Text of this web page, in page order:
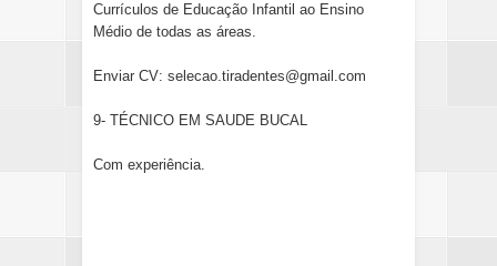
Currículos de Educação Infantil ao Ensino
Médio de todas as áreas.
Enviar CV: selecao.tiradentes@gmail.com
9- TÉCNICO EM SAUDE BUCAL
Com experiência.